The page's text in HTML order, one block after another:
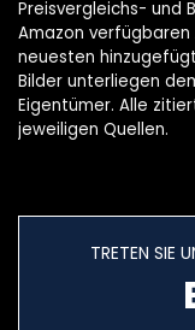
Preisvergleichs- und
Amazon
neuesten
Bilder unterliegen
Eigentümer. Alle
jeweiligen Quellen.
TRETEN SIE